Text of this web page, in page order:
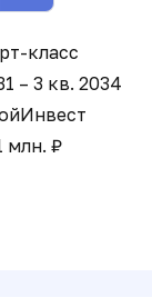
класс
– 3 кв. 2034
млн. ₽